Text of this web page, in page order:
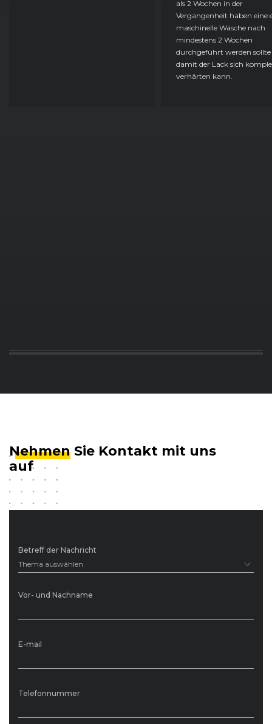
als 2 Wochen in der
Vergangenheit haben eine
maschinelle Wäsche nach
mindestens 2 Wochen
durchgeführt werden sollte
damit der Lack sich
verhärten kann.
Betreff der Nachricht
Thema auswählen
Vor- und Nachname
E-mail
Telefonnummer
Nehmen Sie Kontakt mit uns
auf